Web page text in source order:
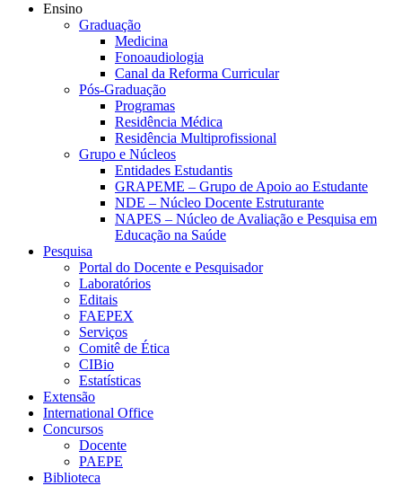
Ensino
Graduação
Medicina
Fonoaudiologia
Canal da Reforma Curricular
Pós-Graduação
Programas
Residência Médica
Residência Multiprofissional
Grupo e Núcleos
Entidades Estudantis
GRAPEME – Grupo de Apoio ao Estudante
NDE – Núcleo Docente Estruturante
NAPES – Núcleo de Avaliação e Pesquisa em
Educação na Saúde
Pesquisa
Portal do Docente e Pesquisador
Laboratórios
Editais
FAEPEX
Serviços
Comitê de Ética
CIBio
Estatísticas
Extensão
International Office
Concursos
Docente
PAEPE
Biblioteca